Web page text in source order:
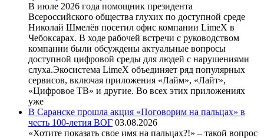
В июле 2026 года помощник президента
Всероссийского общества глухих по доступной среде
Николай Шмелёв посетил офис компании LimeX в
Чебоксарах. В ходе рабочей встречи с руководством
компании были обсуждены актуальные вопросы
доступной цифровой среды для людей с нарушениями
слуха.Экосистема LimeX объединяет ряд популярных
сервисов, включая приложения «Лайм», «Лайт»,
«Цифровое ТВ» и другие. Во всех этих приложениях
уже
В Саранске прошла акция «Поговорим на пальцах» в
честь 100-летия ВОГ 03.08.2026
«Хотите показать свое имя на пальцах?!» – такой вопрос